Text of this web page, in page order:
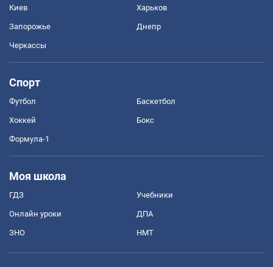
Киев Харьков
Запорожье Днепр
Черкассы
Спорт
Футбол Баскетбол
Хоккей Бокс
Формула-1
Моя школа
ГДЗ Учебники
Онлайн уроки ДПА
ЗНО НМТ